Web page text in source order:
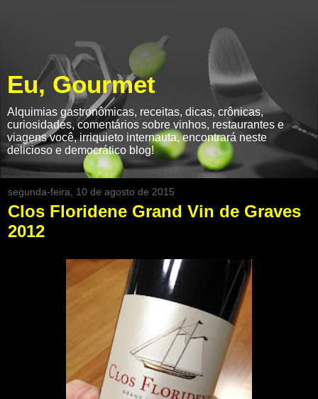
Eu, Gourmet
Alquimias gastronômicas, receitas, dicas, crônicas,
curiosidades, comentários sobre vinhos, restaurantes e
viagens você, irriquieto internauta, encontrará neste
delicioso e democrático blog!
segunda-feira, 10 de agosto de 2015
Clos Floridene Grand Vin de Graves
2012